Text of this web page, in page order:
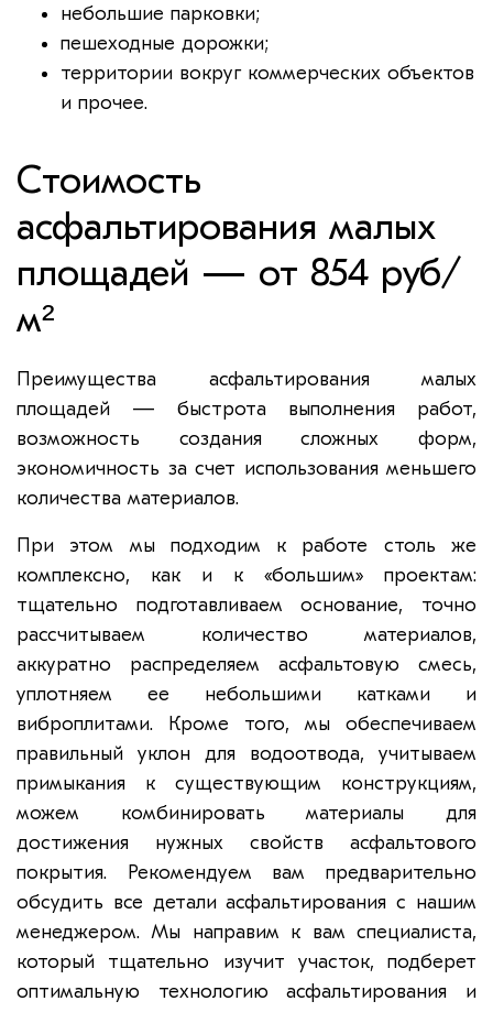
небольшие парковки;
пешеходные дорожки;
территории вокруг коммерческих объектов
и прочее.
Стоимость
асфальтирования малых
площадей — от 854 руб/
м²
Преимущества асфальтирования малых
площадей — быстрота выполнения работ,
возможность создания сложных форм,
экономичность за счет использования меньшего
количества материалов.
При этом мы подходим к работе столь же
комплексно, как и к «большим» проектам:
тщательно подготавливаем основание, точно
рассчитываем количество материалов,
аккуратно распределяем асфальтовую смесь,
уплотняем ее небольшими катками и
виброплитами. Кроме того, мы обеспечиваем
правильный уклон для водоотвода, учитываем
примыкания к существующим конструкциям,
можем комбинировать материалы для
достижения нужных свойств асфальтового
покрытия. Рекомендуем вам предварительно
обсудить все детали асфальтирования с нашим
менеджером. Мы направим к вам специалиста,
который тщательно изучит участок, подберет
оптимальную технологию асфальтирования и